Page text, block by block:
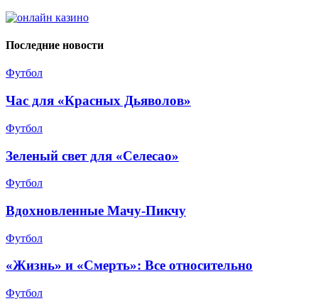
Последние новости
Футбол
Час для «Красных Дьяволов»
Футбол
Зеленый свет для «Селесао»
Футбол
Вдохновленные Мачу-Пикчу
Футбол
«Жизнь» и «Смерть»: Все относительно
Футбол